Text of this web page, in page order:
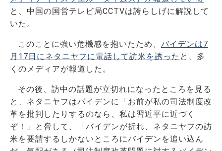
と、中国の国営テレビ局CCTVは誇らしげに解説して
いた。
このことに強い危機感を抱いたため、 バイデンは7
月17日にネタニヤフに電話して訪米を誘った と、多
くのメディアが報道した。
その後、訪中の話題が立切れになったところを見る
と、ネタニヤフはバイデンに「お前が私の司法制度改
革を批判したりするのなら、私は習近平に近づく
ぞ！」と脅して、「バイデンが折れ、ネタニヤフの訪
米を要請するしかないところにバイデンを追い込ん